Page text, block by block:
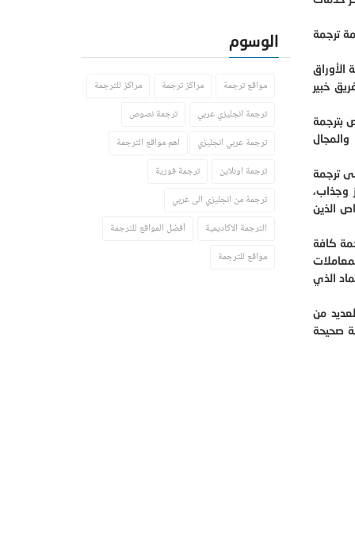
ترجمة
الأوراق
خبير
بترجمة
ترجمة
وجذاب،
الذين
كافة
الذي
من
صحيحة
الوسوم
مواقع ترجمة مراكز ترجمة
مراكز للترجمة
ترجمة انجليزي عربي
ترجمة نصوص
ترجمة عربي انجليزي
اهم مواقع الترجمة
ترجمة اونلاين
ترجمة فورية
ترجمة من انجليزي الى عربي
الترجمة الاكاديمية
أفضل المواقع للترجمة
مواقع للترجمة